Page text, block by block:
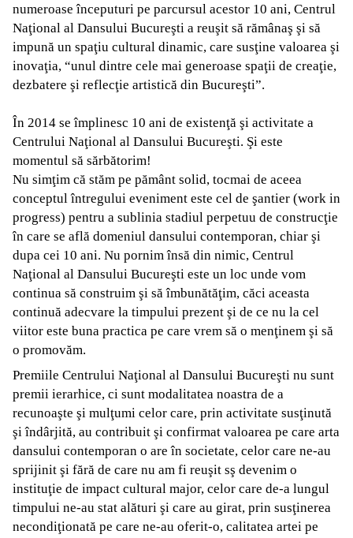
numeroase începuturi pe parcursul acestor 10 ani, Centrul
Naţional al Dansului Bucureşti a reuşit să rămânaş şi să
impună un spaţiu cultural dinamic, care susţine valoarea şi
inovaţia, “unul dintre cele mai generoase spaţii de creaţie,
dezbatere şi reflecţie artistică din Bucureşti”.
În 2014 se împlinesc 10 ani de existenţă şi activitate a
Centrului Naţional al Dansului Bucureşti. Şi este
momentul să sărbătorim!
Nu simţim că stăm pe pământ solid, tocmai de aceea
conceptul întregului eveniment este cel de şantier (work in
progress) pentru a sublinia stadiul perpetuu de construcţie
în care se află domeniul dansului contemporan, chiar şi
dupa cei 10 ani. Nu pornim însă din nimic, Centrul
Naţional al Dansului Bucureşti este un loc unde vom
continua să construim şi să îmbunătăţim, căci aceasta
continuă adecvare la timpului prezent şi de ce nu la cel
viitor este buna practica pe care vrem să o menţinem şi să
o promovăm.
Premiile Centrului Naţional al Dansului Bucureşti nu sunt
premii ierarhice, ci sunt modalitatea noastra de a
recunoaşte şi mulţumi celor care, prin activitate susţinută
şi îndârjită, au contribuit şi confirmat valoarea pe care arta
dansului contemporan o are în societate, celor care ne-au
sprijinit şi fără de care nu am fi reuşit sş devenim o
instituţie de impact cultural major, celor care de-a lungul
timpului ne-au stat alături şi care au girat, prin susţinerea
necondiţionată pe care ne-au oferit-o, calitatea artei pe